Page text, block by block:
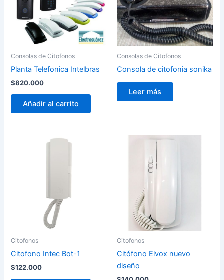
Consolas de Citofonos
Planta Telefonica Intelbras
$820.000
Añadir al carrito
Consolas de Citofonos
Consola de citofonia sonika
Leer más
Citofonos
Citofono Intec Bot-1
$122.000
Citofonos
Citófono Elvox nuevo
diseño